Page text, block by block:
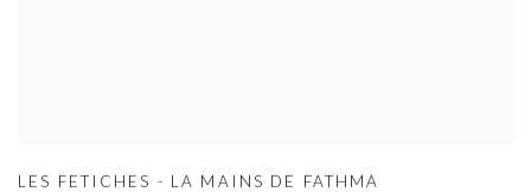
LES FETICHES - LA MAINS DE FATHMA